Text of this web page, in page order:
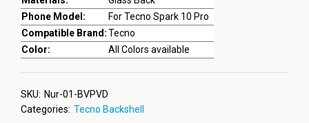
Phone Model:
For Tecno Spark 10 Pro
Compatible Brand:Tecno
Color:
All Colors available
SKU: Nur-01-BVPVD
Categories: Tecno Backshell